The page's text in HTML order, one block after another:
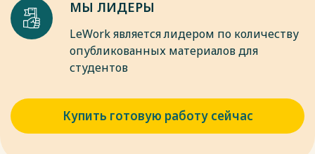
МЫ ЛИДЕРЫ
LeWork является лидером по количеству
опубликованных материалов для
студентов
Купить готовую работу сейчас